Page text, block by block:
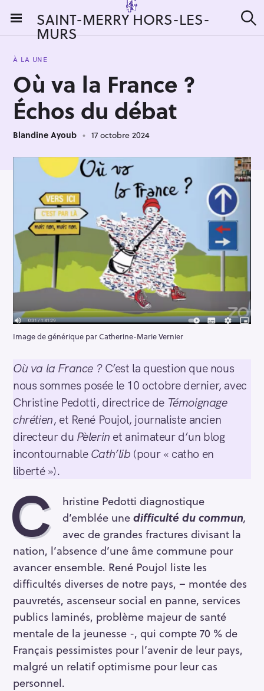
i
SAINT-MERRY HORS-LES-
MURS e
À LA UNE
Où va la France ?
Échos du débat
Blandine Ayoub 17 octobre 2024
Image de générique par Catherine-Marie Vernier
Où va la France ?C’est la question que nous
nous sommes posée le 10 octobre dernier, avec
Christine Pedotti, directrice de Témoignage
chrétien, et René Poujol, journaliste ancien
directeur du Pèlerin et animateur d’un blog
incontournable Cath’lib (pour « catho en
liberté »).
C
hristine Pedotti diagnostique
d’emblée unedifficulté du commun,
avec de grandes fractures divisant la
nation, l’absence d’une âme commune pour
avancer ensemble. René Poujol liste les
difficultés diverses de notre pays, – montée des
pauvretés, ascenseur social en panne, services
publics laminés, problème majeur de santé
mentale de la jeunesse -, qui compte 70 % de
Français pessimistes pour l’avenir de leur pays,
malgré un relatif optimisme pour leur cas
personnel.